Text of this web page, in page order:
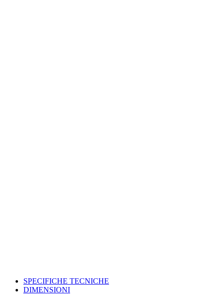
SPECIFICHE TECNICHE
DIMENSIONI